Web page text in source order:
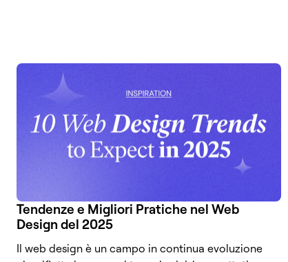
Tendenze e Migliori Pratiche nel Web
Design del 2025
Il web design è un campo in continua evoluzione